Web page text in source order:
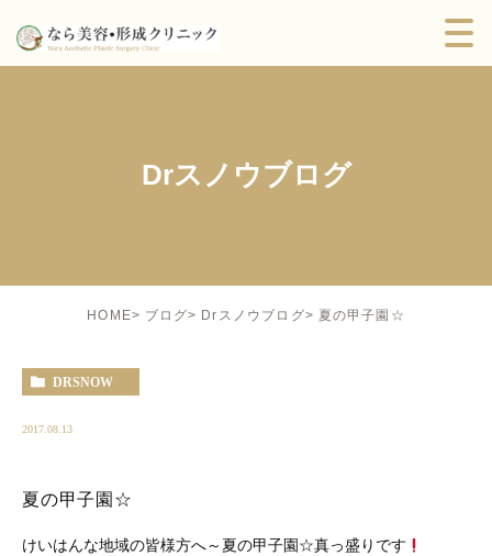
Drスノウブログ
HOME ブログ Drスノウブログ 夏の甲子園☆
DRSNOW
2017.08.13
夏の甲子園☆
けいはんな地域の皆様方へ～夏の甲子園☆真っ盛りです